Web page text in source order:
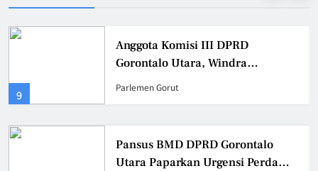
9
Anggota Komisi III DPRD
Gorontalo Utara, Windra
Lagarusu Meminta Pemda Gorut
Parlemen Gorut
Pansus BMD DPRD Gorontalo
Utara Paparkan Urgensi Perda